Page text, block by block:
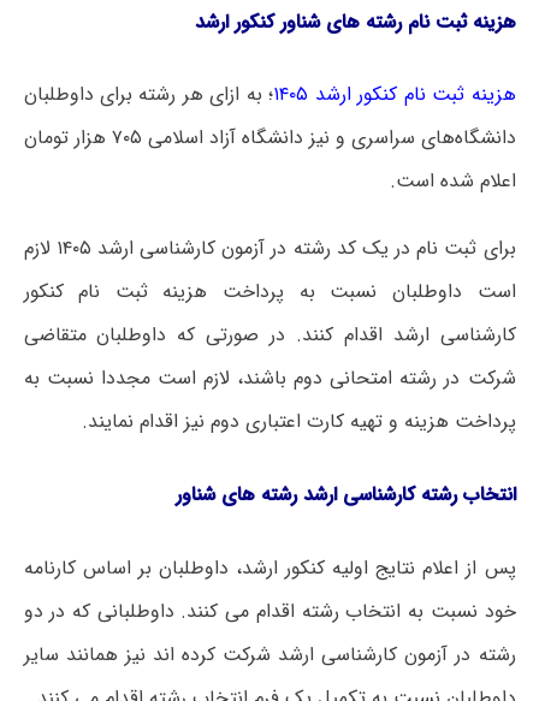
هزینه ثبت نام رشته های شناور کنکور ارشد
هزینه ثبت نام کنکور ارشد ۱۴۰۵
؛ به ازای هر رشته برای داوطلبان
دانشگاه‌های سراسری و نیز دانشگاه آزاد اسلامی ۷۰۵ هزار تومان
اعلام شده است.
برای ثبت نام در یک کد رشته در آزمون کارشناسی ارشد ۱۴۰۵ لازم
است داوطلبان نسبت به پرداخت هزینه ثبت نام کنکور
کارشناسی ارشد اقدام کنند. در صورتی که داوطلبان متقاضی
شرکت در رشته امتحانی دوم باشند، لازم است مجددا نسبت به
پرداخت هزینه و تهیه کارت اعتباری دوم نیز اقدام نمایند.
انتخاب رشته کارشناسی ارشد رشته های شناور
پس از اعلام نتایج اولیه کنکور ارشد، داوطلبان بر اساس کارنامه
خود نسبت به انتخاب رشته اقدام می کنند. داوطلبانی که در دو
رشته در آزمون کارشناسی ارشد شرکت کرده اند نیز همانند سایر